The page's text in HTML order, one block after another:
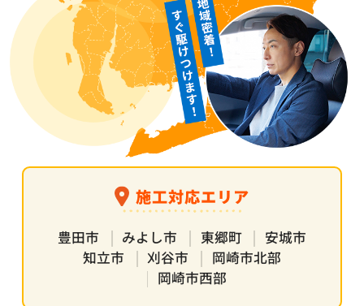
施工対応エリア
豊田市 みよし市 東郷町
安城市
知立市
刈谷市
岡崎市北部
岡崎市西部